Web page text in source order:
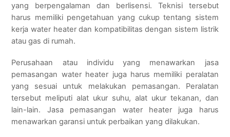
yang berpengalaman dan berlisensi. Teknisi tersebut
harus memiliki pengetahuan yang cukup tentang sistem
kerja water heater dan kompatibilitas dengan sistem listrik
atau gas di rumah.
Perusahaan atau individu yang menawarkan jasa
pemasangan water heater juga harus memiliki peralatan
yang sesuai untuk melakukan pemasangan. Peralatan
tersebut meliputi alat ukur suhu, alat ukur tekanan, dan
lain-lain. Jasa pemasangan water heater juga harus
menawarkan garansi untuk perbaikan yang dilakukan.